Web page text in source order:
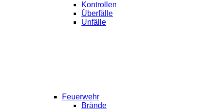
Kontrollen
Überfälle
Unfälle
Feuerwehr
Brände